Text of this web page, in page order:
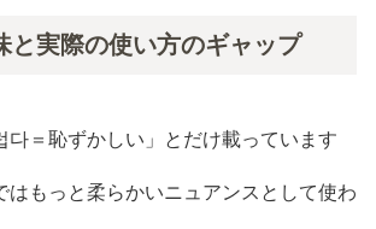
と実際の使い方のギャップ
다＝恥ずかしい」とだけ載っています
はもっと柔らかいニュアンスとして使わ